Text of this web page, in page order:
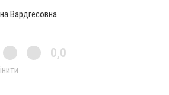
Вардгесовна
0,0